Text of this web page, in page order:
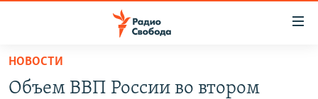
упрощенного
доступа
ПРОГРАММЫ
НОВОСТИ
Объем ВВП России во втором